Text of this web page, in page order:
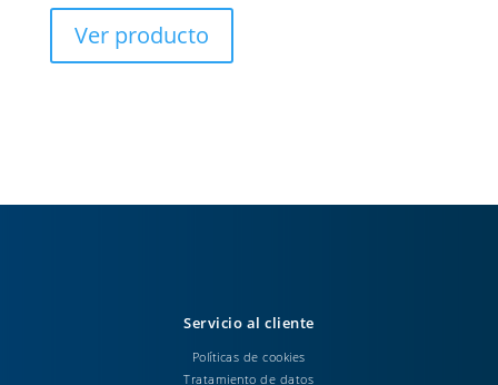
Ver producto
Servicio al cliente
Políticas de cookies
Tratamiento de datos